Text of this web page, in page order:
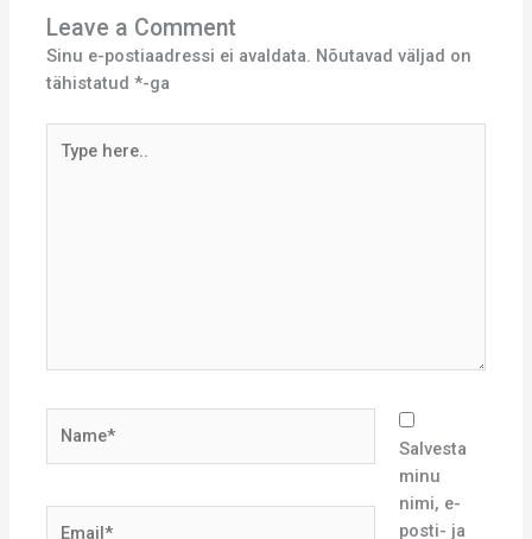
Leave a Comment
Sinu e-postiaadressi ei avaldata. Nõutavad väljad on
tähistatud*-ga
here..
Salvesta
minu
nimi, e-
posti- ja